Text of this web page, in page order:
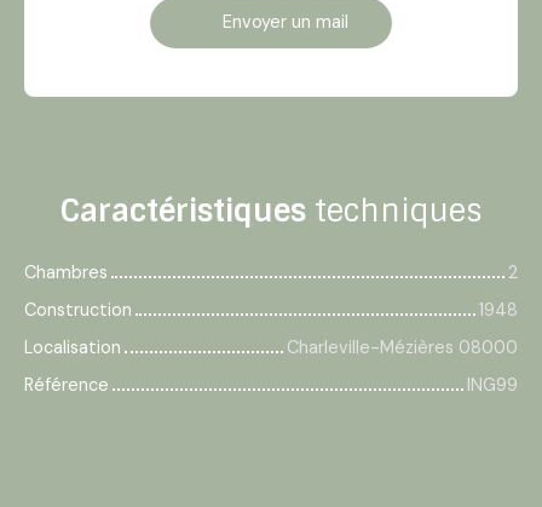
Envoyer un mail
Caractéristiques techniques
Chambres
2
Construction
1948
Localisation
Charleville-Mézières 08000
Référence
ING99